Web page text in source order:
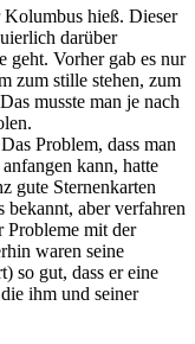
Kolumbus hieß. Dieser
darüber
geht. Vorher gab es nur
zum stille stehen, zum
musste man je nach
Problem, dass man
kann, hatte
gute Sternenkarten
aber verfahren
Probleme mit der
waren seine
so gut, dass er eine
ihm und seiner